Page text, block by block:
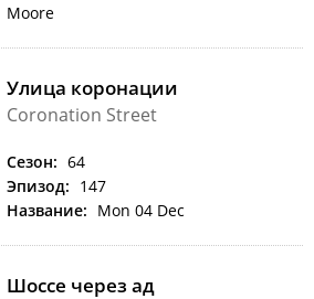
Moore
Улица коронации
Coronation Street
Сезон: 64
Эпизод: 147
Название: Mon 04 Dec
Шоссе через ад